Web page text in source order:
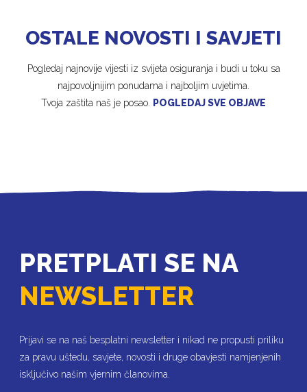
OSTALE NOVOSTI I SAVJETI
Pogledaj najnovije vijesti iz svijeta osiguranja i budi u toku sa
najpovoljnijim ponudama i najboljim uvjetima.
Tvoja zaštita naš je posao.
POGLEDAJ SVE OBJAVE
PRETPLATI SE NA
NEWSLETTER
Prijavi se na naš besplatni newsletter i nikad ne propusti priliku
za pravu uštedu, savjete, novosti i druge obavjesti namjenjenih
isključivo našim vjernim članovima.